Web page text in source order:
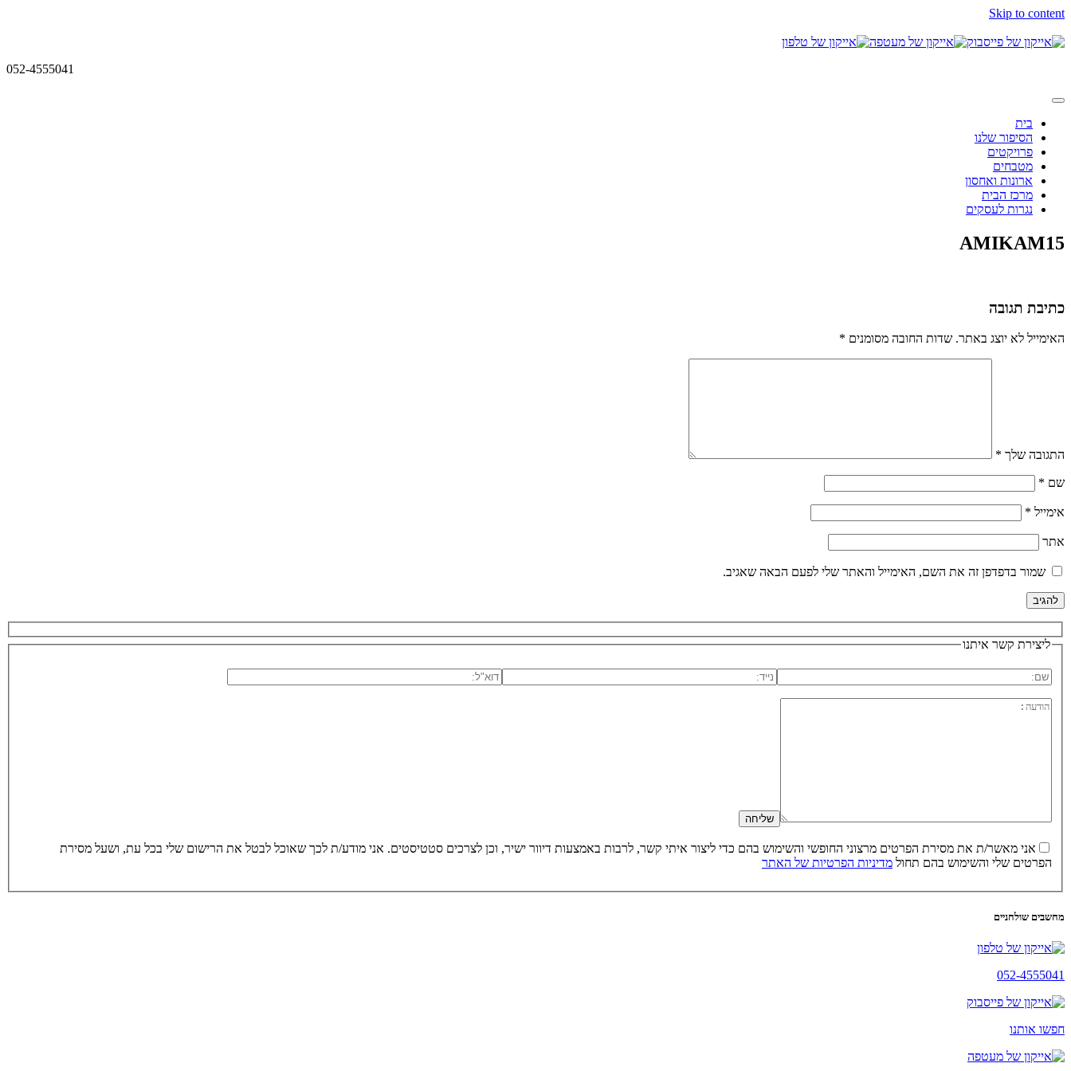
Skip to content
052-4555041
בית
הסיפור שלנו
פרויקטים
מטבחים
ארונות ואחסון
מרכז הבית
נגרות לעסקים
AMIKAM15
כתיבת תגובה
האימייל לא יוצג באתר. שדות החובה מסומנים *
התגובה שלך *
שם *
אימייל *
אתר
שמור בדפדפן זה את השם, האימייל והאתר שלי לפעם הבאה שאגיב.
ליצירת קשר איתנו
אני מאשר/ת את מסירת הפרטים מרצוני החופשי והשימוש בהם כדי ליצור איתי קשר, לרבות באמצעות דיוור ישיר, וכן לצרכים סטטיסטים. אני מודע/ת לכך שאוכל לבטל את הרישום שלי בכל עת, ושעל מסירת
הפרטים שלי והשימוש בהם תחול מדיניות הפרטיות של האתר
מחשבים שולחניים
052-4555041
חפשו אותנו